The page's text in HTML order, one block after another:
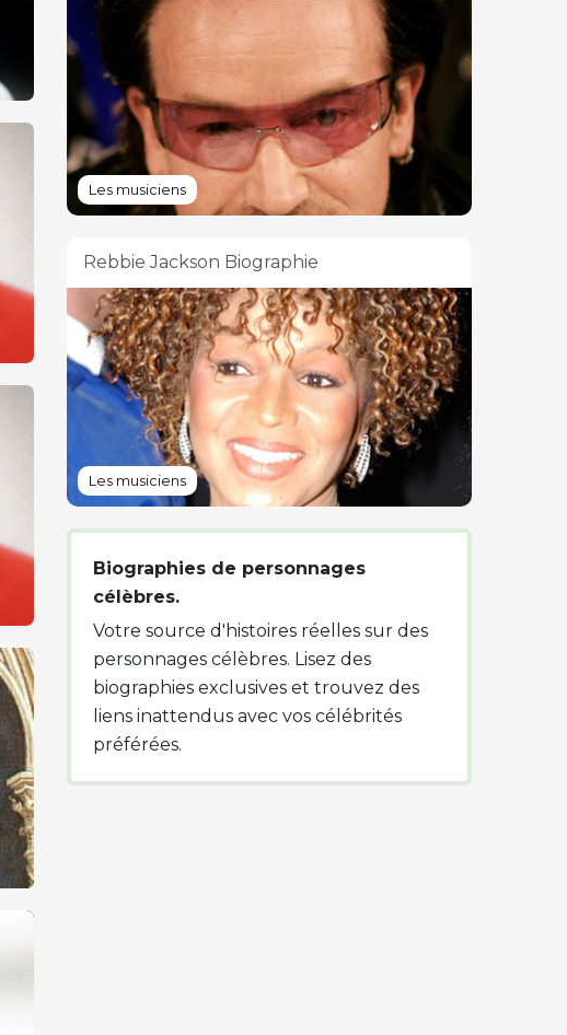
Les musiciens
Rebbie Jackson Biographie
Les musiciens
Biographies de personnages
célèbres.
Votre source d'histoires réelles sur des
personnages célèbres. Lisez des
biographies exclusives et trouvez des
liens inattendus avec vos célébrités
préférées.